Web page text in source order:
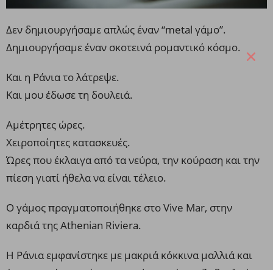
Δεν δημιουργήσαμε απλώς έναν “metal γάμο”.
Δημιουργήσαμε έναν σκοτεινά ρομαντικό κόσμο.
Και η Ράνια το λάτρεψε.
Και μου έδωσε τη δουλειά.
Αμέτρητες ώρες.
Χειροποίητες κατασκευές.
Ώρες που έκλαιγα από τα νεύρα, την κούραση και την
πίεση γιατί ήθελα να είναι τέλειο.
Ο γάμος πραγματοποιήθηκε στο Vive Mar, στην
καρδιά της Athenian Riviera.
Η Ράνια εμφανίστηκε με μακριά κόκκινα μαλλιά και